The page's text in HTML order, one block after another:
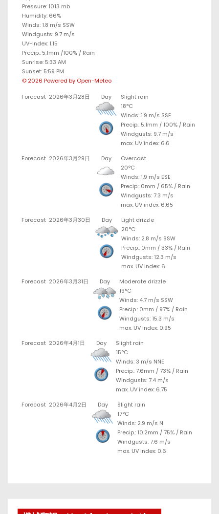
Pressure: 1013 mb
Humidity: 66%
Winds: 1.8 m/s SSW
Windgusts: 9.7 m/s
UV-Index: 1.15
Precip.: 5.1mm /100% / Rain
Sunrise: 5:33 AM
Sunset: 5:59 PM
© 2026 Powered by Open-Meteo
Forecast 2026年3月28日 Day
Slight rain
18°C
Winds: 1.9 m/s SSE
Precip.: 5.1mm / 100% / Rain
Windgusts: 9.7 m/s
max. UV index: 6.6
Forecast 2026年3月29日 Day
Overcast
20°C
Winds: 1.9 m/s ESE
Precip.: 0mm / 65% / Rain
Windgusts: 7.3 m/s
max. UV index: 6.65
Forecast 2026年3月30日 Day
Light drizzle
20°C
Winds: 2.8 m/s SSW
Precip.: 0mm /33% / Rain
Windgusts: 12.3 m/s
max. UV index: 6
Forecast 2026年3月31日 Day
Moderate drizzle
19°C
Winds: 4.7 m/s SSW
Precip.: 0mm / 97% / Rain
Windgusts: 15.3 m/s
max. UV index: 0.95
Forecast 2026年4月1日 Day
Slight rain
15°C
Winds: 3 m/s NNE
Precip.:7.6mm /73% / Rain
Windgusts: 7.4 m/s
max. UV index: 6.75
Forecast 2026年4月2日 Day
Slight rain
17°C
Winds: 2.9 m/s N
Precip.: 10.2mm /75% / Rain
Windgusts: 7.6 m/s
max. UV index: 0.6